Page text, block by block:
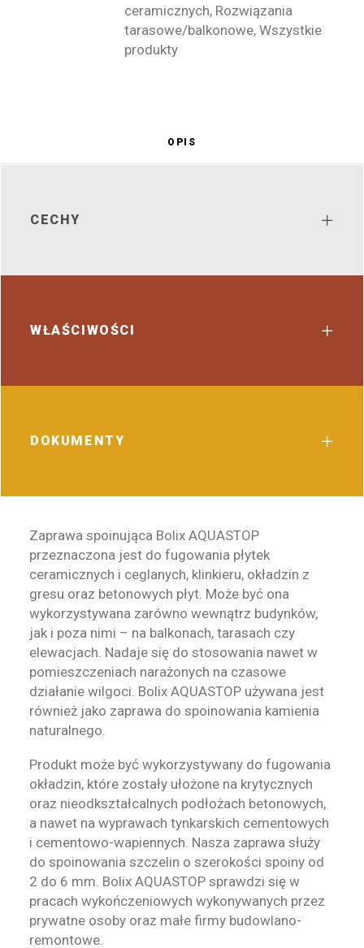
ceramicznych, Rozwiązania
tarasowe/balkonowe, Wszystkie
produkty
OPIS
CECHY
WŁAŚCIWOŚCI
DOKUMENTY
Zaprawa spoinująca Bolix AQUASTOP
przeznaczona jest do fugowania płytek
ceramicznych i ceglanych, klinkieru, okładzin z
gresu oraz betonowych płyt. Może być ona
wykorzystywana zarówno wewnątrz budynków,
jak i poza nimi – na balkonach, tarasach czy
elewacjach. Nadaje się do stosowania nawet w
pomieszczeniach narażonych na czasowe
działanie wilgoci. Bolix AQUASTOP używana jest
również jako zaprawa do spoinowania kamienia
naturalnego.
Produkt może być wykorzystywany do fugowania
okładzin, które zostały ułożone na krytycznych
oraz nieodkształcalnych podłożach betonowych,
a nawet na wyprawach tynkarskich cementowych
i cementowo-wapiennych. Nasza zaprawa służy
do spoinowania szczelin o szerokości spoiny od
2 do 6 mm. Bolix AQUASTOP sprawdzi się w
pracach wykończeniowych wykonywanych przez
prywatne osoby oraz małe firmy budowlano-
remontowe.